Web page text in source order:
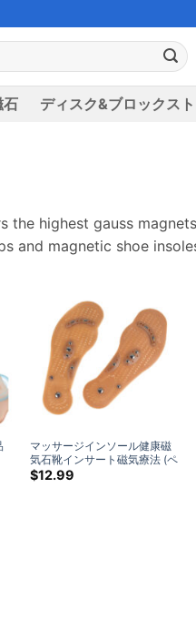
石 ディスク&ブロックス
the highest gauss
and magnetic shoe
マッサージインソール健康磁
気石靴インサート磁気療法 (ペ
ア)
$12.99